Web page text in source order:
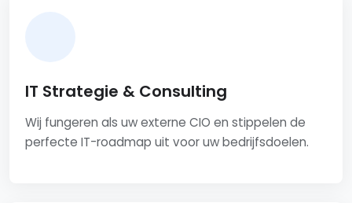
IT Strategie & Consulting
Wij fungeren als uw externe CIO en stippelen de
perfecte IT-roadmap uit voor uw bedrijfsdoelen.